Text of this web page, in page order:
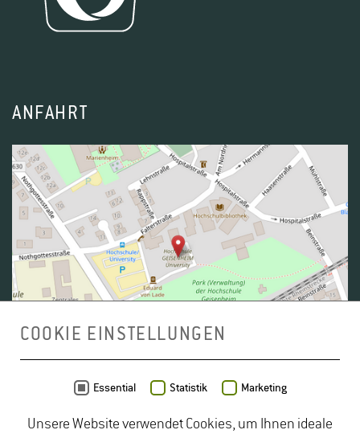
Eine Exploration soll untersuchen, wie der Erfolg
Modellierungsansatz zur Analyse der
Planungsprozesse und seiner Auswirkungen auf
das System Straße und Landschaft wird
Hinweise auf mögliche Schwachstellen liefern. In
der Folge sollen als besonders relevant erkannte
Teilsysteme mithilfe des Sensitivitätsmodells
nach Vester simuliert werden. Die daraus
gewonnenen Erkenntnisse werden als
Erfolgs der Transformation leisten. M.Sc. Thomas
Muschkullus promoviert in diesem Projekt.
Referent:Muschkullus, Thomas
ANFAHRT
OpenStreetMap- Veröffentlicht unterODbL
COOKIE EINSTELLUNGEN
Essential Statistik Marketing
Unsere Website verwendet Cookies, um Ihnen ideale